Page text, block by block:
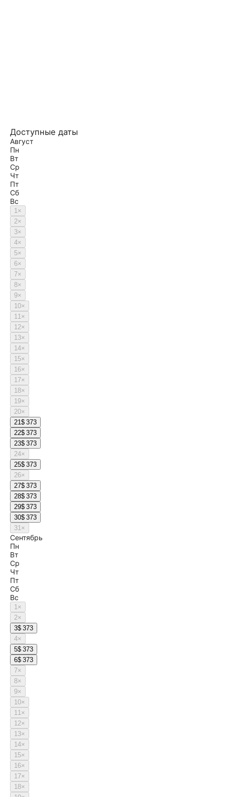
Доступные даты
Август
Пн
Вт
Ср
Чт
Пт
Сб
Вс
1×
2×
3×
4×
5×
6×
7×
8×
9×
10×
11×
12×
13×
14×
15×
16×
17×
18×
19×
20×
21$ 373
22$ 373
23$ 373
24×
25$ 373
26×
27$ 373
28$ 373
29$ 373
30$ 373
31×
Сентябрь
Пн
Вт
Ср
Чт
Пт
Сб
Вс
1×
2×
3$ 373
4×
5$ 373
6$ 373
7×
8×
9×
10×
11×
12×
13×
14×
15×
16×
17×
18×